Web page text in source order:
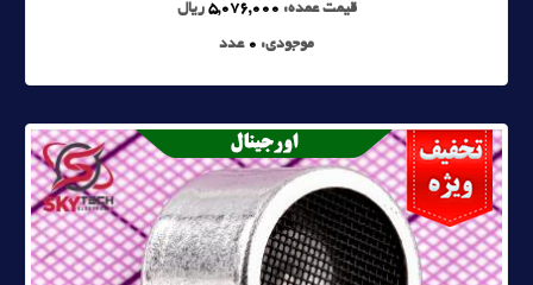
قیمت عمده: 5,076,000 ریال
موجودی: 0 عدد